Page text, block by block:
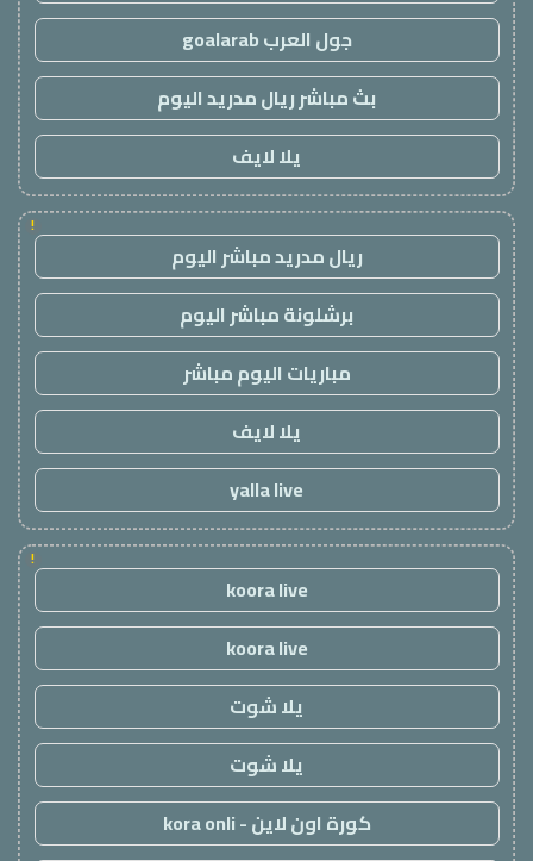
جول العرب goalarab
بث مباشر ريال مدريد اليوم
يلا لايف
!
ريال مدريد مباشر اليوم
برشلونة مباشر اليوم
مباريات اليوم مباشر
يلا لايف
yalla live
!
koora live
koora live
يلا شوت
يلا شوت
كورة اون لاين - kora onli